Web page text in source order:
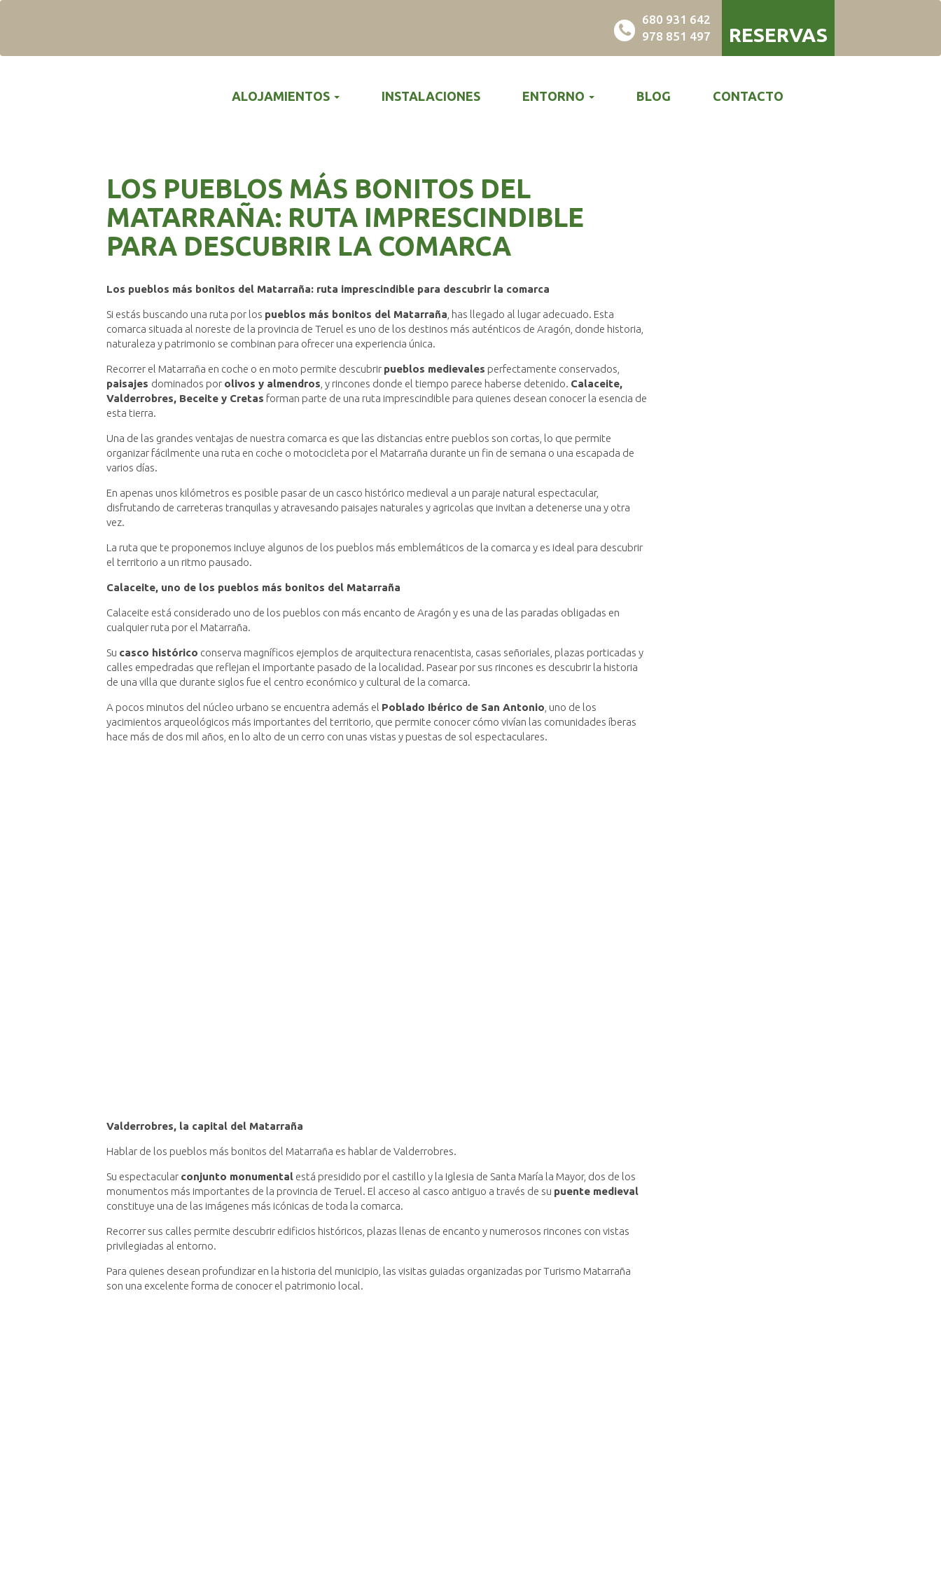
RESERVAS
680 931 642
978 851 497
ALOJAMIENTOS INSTALACIONES ENTORNO BLOG CONTACTO
LOS PUEBLOS MÁS BONITOS DEL
MATARRAÑA: RUTA IMPRESCINDIBLE
PARA DESCUBRIR LA COMARCA
Los pueblos más bonitos del Matarraña: ruta imprescindible para descubrir la comarca
Si estás buscando una ruta por los pueblos más bonitos del Matarraña , has llegado al lugar adecuado. Esta
comarca situada al noreste de la provincia de Teruel es uno de los destinos más auténticos de Aragón, donde historia,
naturaleza y patrimonio se combinan para ofrecer una experiencia única.
Recorrer el Matarraña en coche o en moto permite descubrir pueblos medievales perfectamente conservados,
paisajes dominados por olivos y almendros , y rincones donde el tiempo parece haberse detenido. Calaceite,
Valderrobres, Beceite y Cretas forman parte de una ruta imprescindible para quienes desean conocer la esencia de
esta tierra.
Una de las grandes ventajas de nuestra comarca es que las distancias entre pueblos son cortas, lo que permite
organizar fácilmente una ruta en coche o motocicleta por el Matarraña durante un fin de semana o una escapada de
varios días.
En apenas unos kilómetros es posible pasar de un casco histórico medieval a un paraje natural espectacular,
disfrutando de carreteras tranquilas y atravesando paisajes naturales y agricolas que invitan a detenerse una y otra
vez.
La ruta que te proponemos incluye algunos de los pueblos más emblemáticos de la comarca y es ideal para descubrir
el territorio a un ritmo pausado.
Calaceite, uno de los pueblos más bonitos del Matarraña
Calaceite está considerado uno de los pueblos con más encanto de Aragón y es una de las paradas obligadas en
cualquier ruta por el Matarraña.
Su casco histórico conserva magníficos ejemplos de arquitectura renacentista, casas señoriales, plazas porticadas y
calles empedradas que reflejan el importante pasado de la localidad. Pasear por sus rincones es descubrir la historia
de una villa que durante siglos fue el centro económico y cultural de la comarca.
A pocos minutos del núcleo urbano se encuentra además el Poblado Ibérico de San Antonio , uno de los
yacimientos arqueológicos más importantes del territorio, que permite conocer cómo vivían las comunidades íberas
hace más de dos mil años, en lo alto de un cerro con unas vistas y puestas de sol espectaculares.
Valderrobres, la capital del Matarraña
Hablar de los pueblos más bonitos del Matarraña es hablar de Valderrobres.
Su espectacular conjunto monumental está presidido por el castillo y la Iglesia de Santa María la Mayor, dos de los
monumentos más importantes de la provincia de Teruel. El acceso al casco antiguo a través de su puente medieval
constituye una de las imágenes más icónicas de toda la comarca.
Recorrer sus calles permite descubrir edificios históricos, plazas llenas de encanto y numerosos rincones con vistas
privilegiadas al entorno.
Para quienes desean profundizar en la historia del municipio, las visitas guiadas organizadas por Turismo Matarraña
son una excelente forma de conocer el patrimonio local.